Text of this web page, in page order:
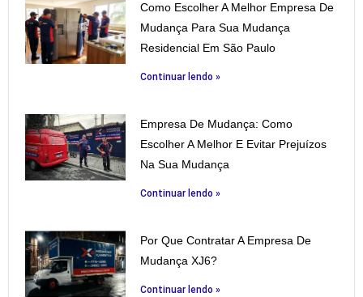
Como Escolher A Melhor Empresa De
Mudança Para Sua Mudança
Residencial Em São Paulo
Continuar lendo »
Empresa De Mudança: Como
Escolher A Melhor E Evitar Prejuízos
Na Sua Mudança
Continuar lendo »
Por Que Contratar A Empresa De
Mudança XJ6?
Continuar lendo »